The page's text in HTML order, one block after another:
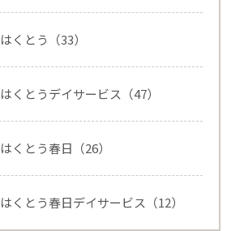
はくとう（33）
はくとうデイサービス（47）
はくとう春日（26）
はくとう春日デイサービス（12）